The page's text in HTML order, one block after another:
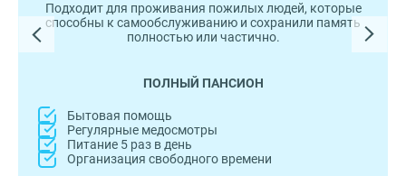
Подходит для проживания пожилых людей, которые
способны к самообслуживанию и сохранили память
полностью или частично.
ПОЛНЫЙ ПАНСИОН
Бытовая помощь
Регулярные медосмотры
Питание 5 раз в день
Организация свободного времени